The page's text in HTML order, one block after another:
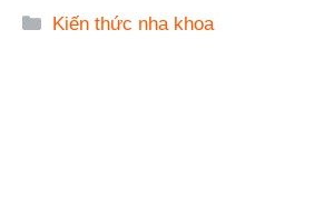
Danh
Kiến thức nha khoa